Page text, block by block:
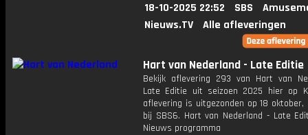
18-10-2025 22:52 SBS
Nieuws.TV
Alle afleveringen
Hart van Nederland - Late Editie
Bekijk aflevering 293 van Hart van
Late Editie uit seizoen 2025 hier op
aflevering is uitgezonden op 18 oktober,
bij SBS6. Hart van Nederland - Late
Nieuws programma